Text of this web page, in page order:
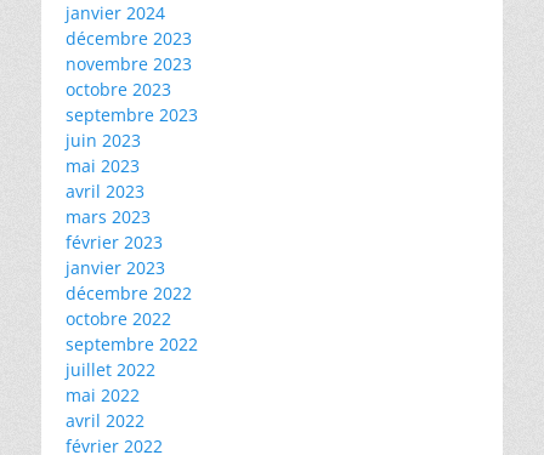
janvier 2024
décembre 2023
novembre 2023
octobre 2023
septembre 2023
juin 2023
mai 2023
avril 2023
mars 2023
février 2023
janvier 2023
décembre 2022
octobre 2022
septembre 2022
juillet 2022
mai 2022
avril 2022
février 2022